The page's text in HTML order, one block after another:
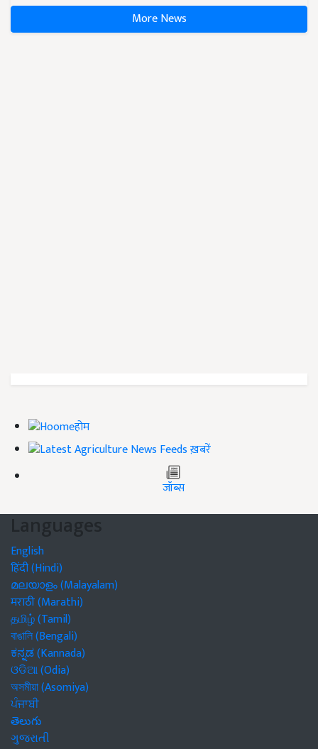
More News
होम
ख़बरें
जॉब्स
Languages
English
हिंदी (Hindi)
മലയാളം (Malayalam)
मराठी (Marathi)
தமிழ் (Tamil)
বাঙালি (Bengali)
ಕನ್ನಡ (Kannada)
ଓଡିଆ (Odia)
অসমীয়া (Asomiya)
ਪੰਜਾਬੀ
తెలుగు
ગુજરાતી